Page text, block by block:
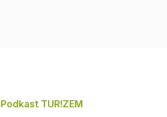
Podkast TUR!ZEM